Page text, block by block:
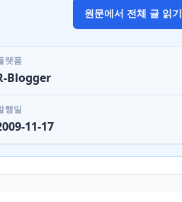
원문에서 전체 글 읽기
랫폼
Blogger
행일
11-17